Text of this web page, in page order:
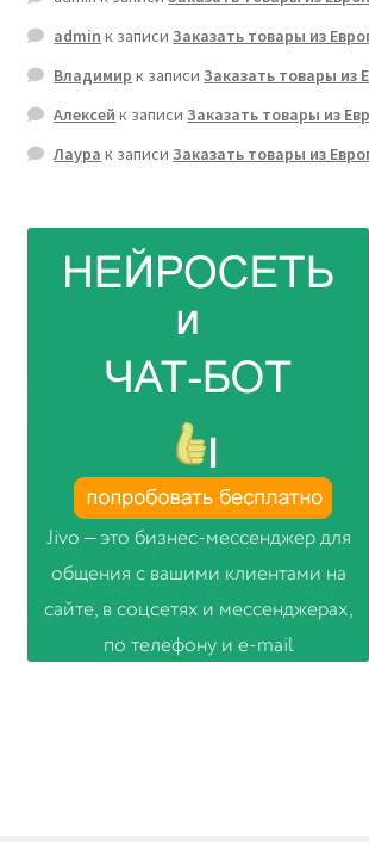
admin к записиЗаказать товары из
Владимир к записиЗаказать товары из
Алексей к записиЗаказать товары из
Лаура к записиЗаказать товары из